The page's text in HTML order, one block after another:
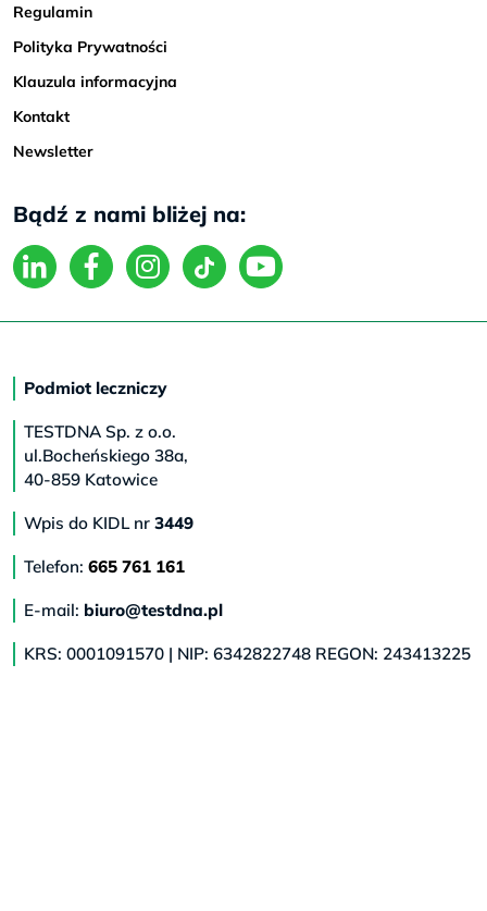
Regulamin
Polityka Prywatności
Klauzula informacyjna
Kontakt
Newsletter
Bądź z nami bliżej na:
Podmiot leczniczy
TESTDNA Sp. z o.o.
ul.Bocheńskiego 38a,
40-859 Katowice
Wpis do KIDL nr 3449
Telefon: 665 761 161
E-mail: biuro@testdna.pl
KRS: 0001091570 | NIP: 6342822748 REGON: 243413225